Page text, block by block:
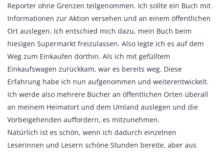
Reporter ohne Grenzen teilgenommen. Ich sollte ein Buch mit
Informationen zur Aktion versehen und an einem öffentlichen
Ort auslegen. Ich entschied mich dazu, mein Buch beim
hiesigen Supermarkt freizulassen. Also legte ich es auf dem
Weg zum Einkaufen dorthin. Als ich mit gefülltem
Einkaufswagen zurückkam, war es bereits weg. Diese
Erfahrung habe ich nun aufgenommen und weiterentwickelt.
Ich werde also mehrere Bücher an öffentlichen Orten überall
an meinem Heimatort und dem Umland auslegen und die
Vorbeigehenden auffordern, es mitzunehmen.
Natürlich ist es schön, wenn ich dadurch einzelnen
Leserinnen und Lesern schöne Stunden bereite, aber aus